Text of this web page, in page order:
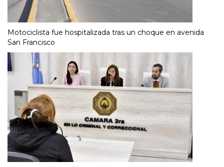
Motociclista fue hospitalizada tras un choque en avenida
San Francisco